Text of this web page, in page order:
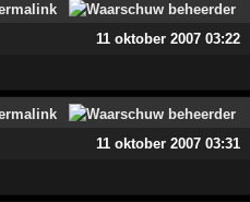
11 oktober 2007 03:22
11 oktober 2007 03:31